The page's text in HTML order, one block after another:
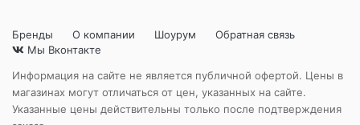
Бренды О компании Шоурум
Обратная связь
Мы Вконтакте
Информация на сайте не является публичной офертой. Цены в
магазинах могут отличаться от цен, указанных на сайте.
Указанные цены действительны только после подтверждения